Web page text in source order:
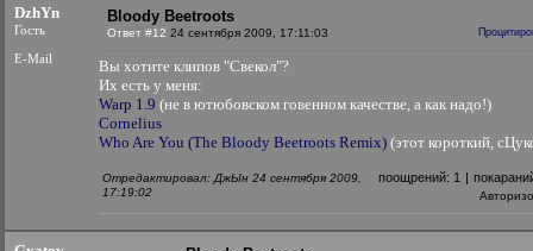
DzhYn
Гость
E-Mail
Bloody Beetroots
Ответ #12 24 сентября 2009, 17:11:03
Вы хотите клипов "Свекол"?
Их есть у меня:
Warp 1.9 (не в ютюбовском говенном качестве, а как надо!)
Cornelius
Who Are You (The Bloody Beetroots Remix) (этот короткий,
Отредактировал: ДжЫн 24 сентября 2009,
17:19:02
поощрений: 1 |